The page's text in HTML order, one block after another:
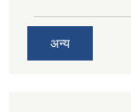
अन्य